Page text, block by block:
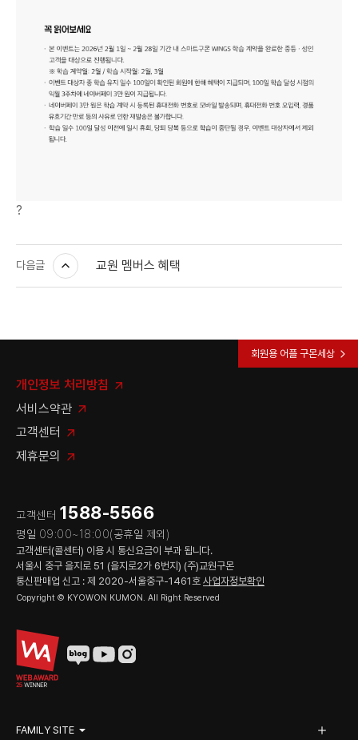
?
다음글 교원 멤버스 혜택
고객센터 1588-5566
평일 09:00~18:00(공휴일 제외)
고객센터(콜센터) 이용 시 통신요금이 부과 됩니다.
개인정보 처리방침
서비스약관
고객센터
제휴문의
서울시 중구 을지로 51 (을지로2가 6번지) (주)교원구몬
통신판매업 신고 : 제 2020-서울중구-1461호 사업자정보확인
Copyright © KYOWON KUMON. All Right Reserved
FAMILY SITE
회원용 어플 구몬세상